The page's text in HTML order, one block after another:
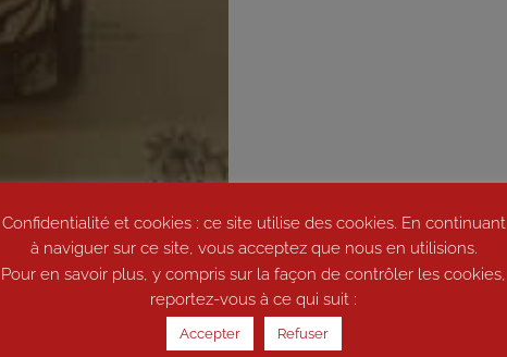
Confidentialité et cookies : ce site utilise des cookies. En continuant
à naviguer sur ce site, vous acceptez que nous en utilisions.
Pour en savoir plus, y compris sur la façon de contrôler les cookies,
reportez-vous à ce qui suit :
Accepter Refuser